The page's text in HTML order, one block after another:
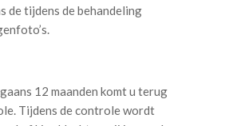
de tijdens de behandeling
12 maanden komt u terug
Tijdens de controle wordt